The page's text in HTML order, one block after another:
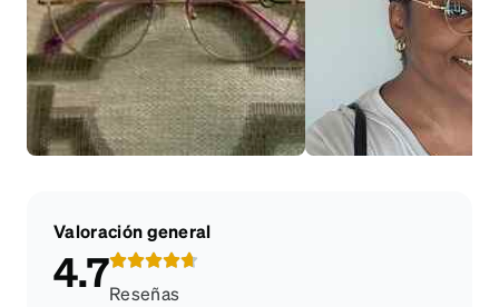
Valoración general
4.7Reseñas